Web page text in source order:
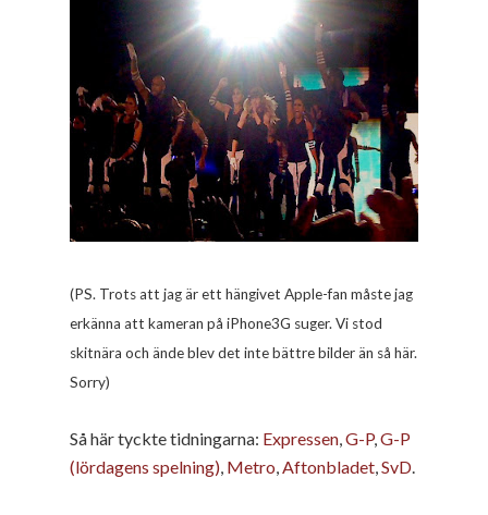
(PS. Trots att jag är ett hängivet Apple-fan måste jag
erkänna att kameran på iPhone3G suger. Vi stod
skitnära och ände blev det inte bättre bilder än så här.
Sorry)
Så här tyckte tidningarna: Expressen G-P, G-P
(lördagens spelning) Metro Aftonbladet SvD